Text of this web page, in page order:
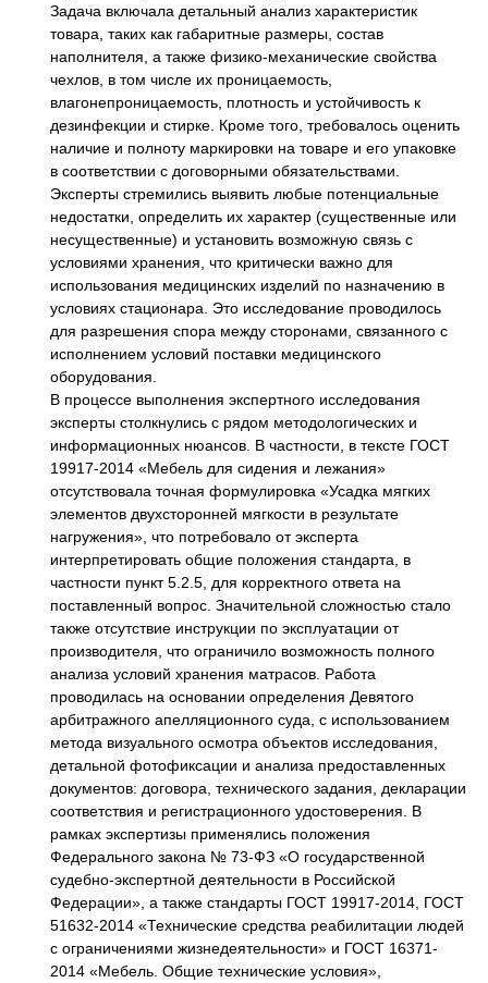
Задача включала детальный анализ характеристик
товара, таких как габаритные размеры, состав
наполнителя, а также физико-механические свойства
чехлов, в том числе их проницаемость,
влагонепроницаемость, плотность и устойчивость к
дезинфекции и стирке. Кроме того, требовалось оценить
наличие и полноту маркировки на товаре и его упаковке
в соответствии с договорными обязательствами.
Эксперты стремились выявить любые потенциальные
недостатки, определить их характер (существенные или
несущественные) и установить возможную связь с
условиями хранения, что критически важно для
использования медицинских изделий по назначению в
условиях стационара. Это исследование проводилось
для разрешения спора между сторонами, связанного с
исполнением условий поставки медицинского
оборудования.
В процессе выполнения экспертного исследования
эксперты столкнулись с рядом методологических и
информационных нюансов. В частности, в тексте ГОСТ
19917-2014 «Мебель для сидения и лежания»
отсутствовала точная формулировка «Усадка мягких
элементов двухсторонней мягкости в результате
нагружения», что потребовало от эксперта
интерпретировать общие положения стандарта, в
частности пункт 5.2.5, для корректного ответа на
поставленный вопрос. Значительной сложностью стало
также отсутствие инструкции по эксплуатации от
производителя, что ограничило возможность полного
анализа условий хранения матрасов. Работа
проводилась на основании определения Девятого
арбитражного апелляционного суда, с использованием
метода визуального осмотра объектов исследования,
детальной фотофиксации и анализа предоставленных
документов: договора, технического задания, декларации
соответствия и регистрационного удостоверения. В
рамках экспертизы применялись положения
Федерального закона № 73-ФЗ «О государственной
судебно-экспертной деятельности в Российской
Федерации», а также стандарты ГОСТ 19917-2014, ГОСТ
51632-2014 «Технические средства реабилитации людей
с ограничениями жизнедеятельности» и ГОСТ 16371-
2014 «Мебель. Общие технические условия»,